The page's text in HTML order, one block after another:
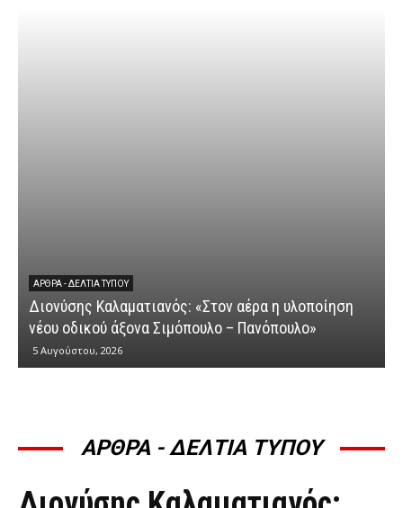
ΆΡΘΡΑ - ΔΕΛΤΊΑ ΤΎΠΟΥ
Διονύσης Καλαματιανός: «Στον αέρα η υλοποίηση
νέου οδικού άξονα Σιμόπουλο – Πανόπουλο»
5 Αυγούστου, 2026
ΑΡΘΡΑ - ΔΕΛΤΙΑ ΤΥΠΟΥ
ΆΡΘΡΑ - ΔΕΛΤΊΑ ΤΎΠΟΥ